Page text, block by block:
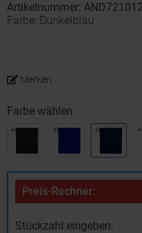
Artikelnummer:
Farbe: Dunkelblau
Merken
Farbe wählen:
Preis-Rechner:
Stückzahl eingeben: